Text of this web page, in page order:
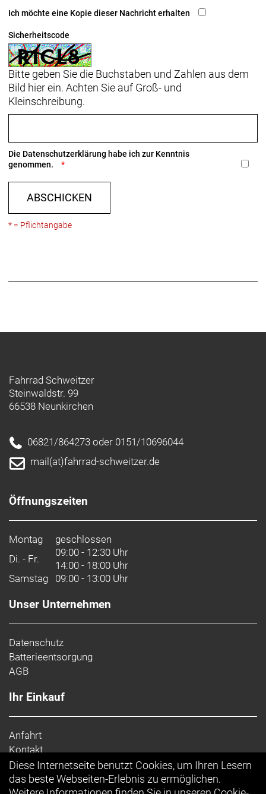
Ich möchte eine Kopie dieser Nachricht erhalten
Sicherheitscode
Bitte geben Sie die Buchstaben und Zahlen aus dem
Bild hier ein. Achten Sie auf Groß- und
Kleinschreibung.
Die Datenschutzerklärung habe ich zur Kenntnis
genommen.
ABSCHICKEN
* = Pflichtangabe
Fahrrad Schweitzer
Steinwaldstr. 99
66538 Neunkirchen
06821/864273 oder 0151/10696044
mail(at)fahrrad-schweitzer.de
Öffnungszeiten
Montag
geschlossen
Di. - Fr.
09:00 - 12:30 Uhr
14:00 - 18:00 Uhr
Samstag 09:00 - 13:00 Uhr
Unser Unternehmen
Datenschutz
Batterieentsorgung
AGB
Ihr Einkauf
Anfahrt
Kontakt
Impressum
Top Artikel
Diese Internetseite benutzt Cookies, um Ihren Lesern
das beste Webseiten-Erlebnis zu ermöglichen.